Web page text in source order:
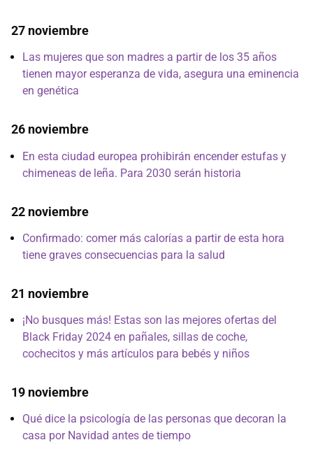
27 noviembre
Las mujeres que son madres a partir de los 35 años
tienen mayor esperanza de vida, asegura una eminencia
en genética
26 noviembre
En esta ciudad europea prohibirán encender estufas y
chimeneas de leña. Para 2030 serán historia
22 noviembre
Confirmado: comer más calorías a partir de esta hora
tiene graves consecuencias para la salud
21 noviembre
¡No busques más! Estas son las mejores ofertas del
Black Friday 2024 en pañales, sillas de coche,
cochecitos y más artículos para bebés y niños
19 noviembre
Qué dice la psicología de las personas que decoran la
casa por Navidad antes de tiempo